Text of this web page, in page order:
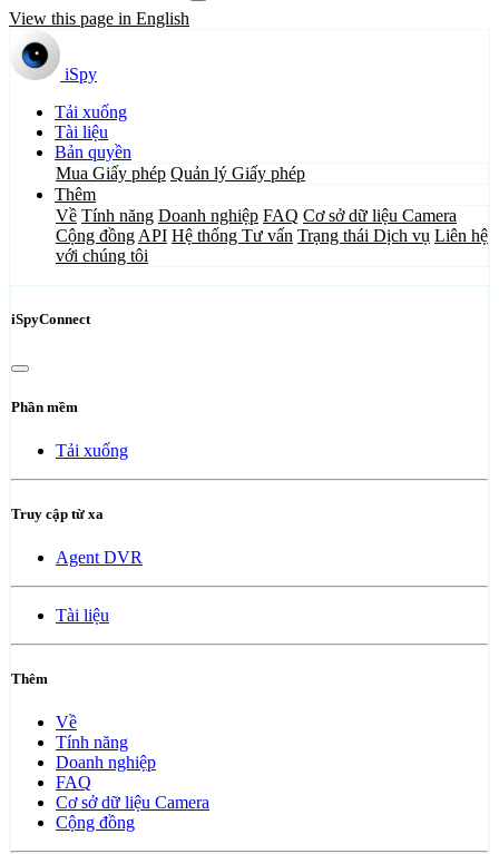
View this page in English
iSpy
Tải xuống
Tài liệu
Bản quyền
Mua Giấy phép Quản lý Giấy phép
Thêm
Về Tính năng Doanh nghiệp FAQ Cơ sở dữ liệu Camera
Cộng đồng API Hệ thống Tư vấn Trạng thái Dịch vụ Liên hệ
với chúng tôi
iSpyConnect
Phần mềm
Tải xuống
Truy cập từ xa
Agent DVR
Tài liệu
Thêm
Về
Tính năng
Doanh nghiệp
FAQ
Cơ sở dữ liệu Camera
Cộng đồng